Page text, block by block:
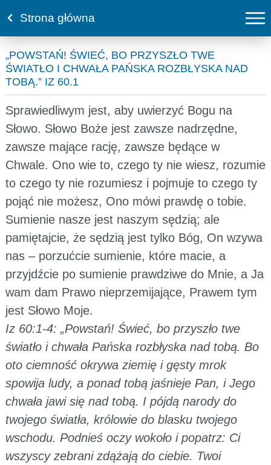
Strona główna
„POWSTAŃ! ŚWIEĆ, BO PRZYSZŁO TWE
ŚWIATŁO I CHWAŁA PAŃSKA ROZBŁYSKA NAD
TOBĄ.” IZ 60.1
Sprawiedliwym jest, aby uwierzyć Bogu na
Słowo. Słowo Boże jest zawsze nadrzędne,
zawsze mające rację, zawsze będące w
Chwale. Ono wie to, czego ty nie wiesz, rozumie
to czego ty nie rozumiesz i pojmuje to czego ty
pojąć nie możesz, Ono mówi prawdę o tobie.
Sumienie nasze jest naszym sędzią; ale
pamiętajcie, że sędzią jest tylko Bóg, On wzywa
nas – porzućcie sumienie, które macie, a
przyjdźcie po sumienie prawdziwe do Mnie, a Ja
wam dam Prawo nieprzemijające, Prawem tym
jest Słowo Moje.
Iz 60:1-4: „Powstań! Świeć, bo przyszło twe
światło i chwała Pańska rozbłyska nad tobą. Bo
oto ciemność okrywa ziemię i gęsty mrok
spowija ludy, a ponad tobą jaśnieje Pan, i Jego
chwała jawi się nad tobą. I pójdą narody do
twojego światła, królowie do blasku twojego
wschodu. Podnieś oczy wokoło i popatrz: Ci
wszyscy zebrani zdążają do ciebie. Twoi